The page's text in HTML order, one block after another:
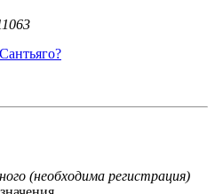
(необходима регистрация)